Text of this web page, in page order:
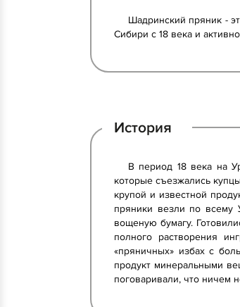
Шадринский пряник -
Сибири с 18 века и
История
В период 18 века на
которые съезжались
крупой и известной
пряники везли по всему
вощеную бумагу.
полного растворения
«пряничных» избах с
продукт минеральными
поговаривали, что ничем